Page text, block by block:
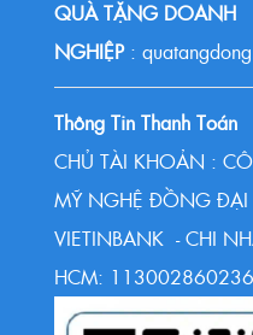
QUÀ TẶNG DOANH
NGHIỆP :
Thông Tin Thanh Toán
CHỦ TÀI KHOẢN :
MỸ NGHỆ ĐỒNG ĐẠI
VIETINBANK - CHI
HCM: 113002860236